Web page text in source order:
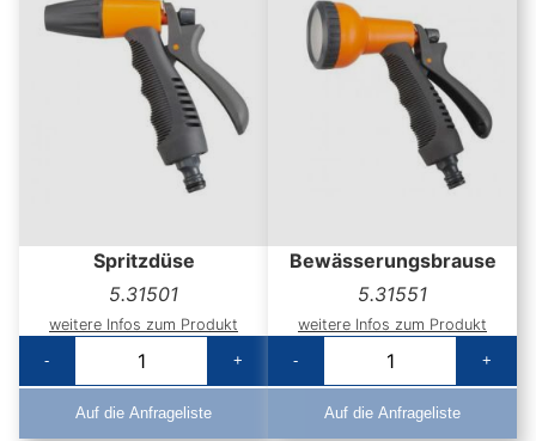
Spritzdüse
5.31501
weitere Infos zum Produkt
-
+
Auf die Anfrageliste
Bewässerungsbrause
5.31551
weitere Infos zum Produkt
-
+
Auf die Anfrageliste